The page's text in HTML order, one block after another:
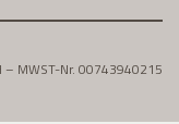
MWST-Nr. 00743940215